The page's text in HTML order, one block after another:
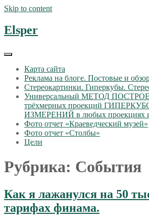
Skip to content
Elsper
Карта сайта
Реклама на блоге. Постовые и
Стереокартинки. Гиперкубы.
Универсальный МЕТОД
трёхмерных проекций
ИЗМЕРЕНИЙ в любых проекциях и
Фото отчет «Краеведческий музей»
Фото отчет «Столбы»
Цели
Рубрика: События
Как я лажанулся на 50
тарифах финама.